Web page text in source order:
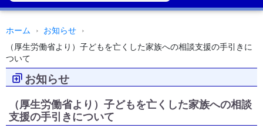
ホーム
お知らせ
（厚生労働省より）子どもを亡くした家族への相談支援の手引きに
ついて
お知らせ
（厚生労働省より）子どもを亡くした家族への相談
支援の手引きについて